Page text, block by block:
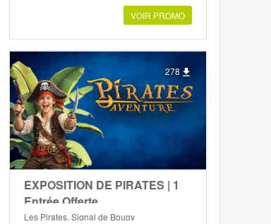
VOIR PROMO
278
EXPOSITION DE PIRATES | 1
Entrée Offerte
Les Pirates, Signal de Bougy